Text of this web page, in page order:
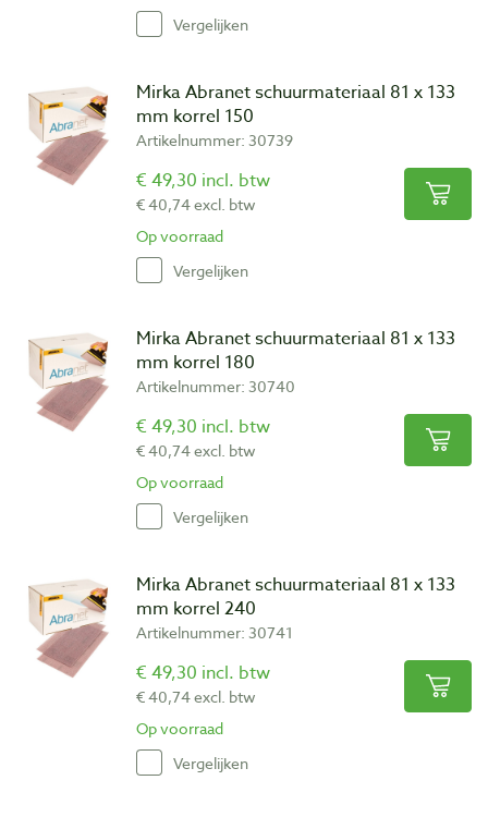
Vergelijken
Mirka Abranet schuurmateriaal 81 x 133
mm korrel 150
Artikelnummer: 30739
€ 49,30 incl. btw
€ 40,74 excl. btw
Op voorraad
Vergelijken
Mirka Abranet schuurmateriaal 81 x 133
mm korrel 180
Artikelnummer: 30740
€ 49,30 incl. btw
€ 40,74 excl. btw
Op voorraad
Vergelijken
Mirka Abranet schuurmateriaal 81 x 133
mm korrel 240
Artikelnummer: 30741
€ 49,30 incl. btw
€ 40,74 excl. btw
Op voorraad
Vergelijken